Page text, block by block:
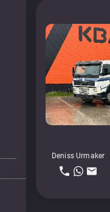
Deniss Urmaker